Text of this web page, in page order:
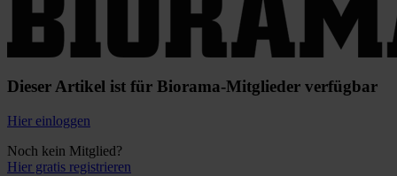
Dieser Artikel ist für Biorama-Mitglieder verfügbar
Hier einloggen
Noch kein Mitglied?
Hier gratis registrieren